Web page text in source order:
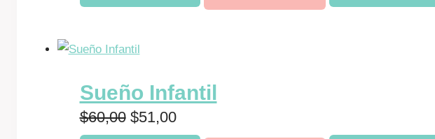
era:
actual
Sueño Infantil
$60,00 El
$51,00El